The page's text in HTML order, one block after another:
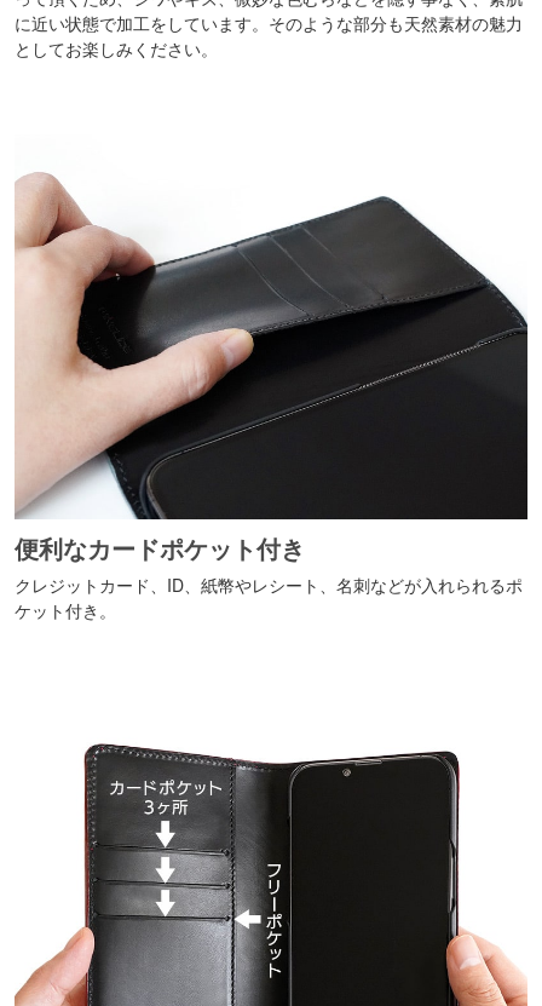
に近い状態で加工をしています。そのような部分も天然素材の魅力
としてお楽しみください。
便利なカードポケット付き
クレジットカード、ID、紙幣やレシート、名刺などが入れられるポ
ケット付き。